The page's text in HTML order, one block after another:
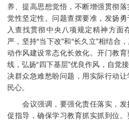
养、提高思想觉悟，不断增强贯彻
觉性坚定性。问题查摆要准，发扬
入查找贯彻中央八项规定精神方面
严，坚持“当下改”和“长久立”相结合
动作风建设常态化长效化。开门教
线，弘扬“四下基层”优良作风，自觉
决群众急难愁盼问题，用实际行动
民心。
会议强调，要强化责任落实，发
促指导，确保学习教育抓实抓到位